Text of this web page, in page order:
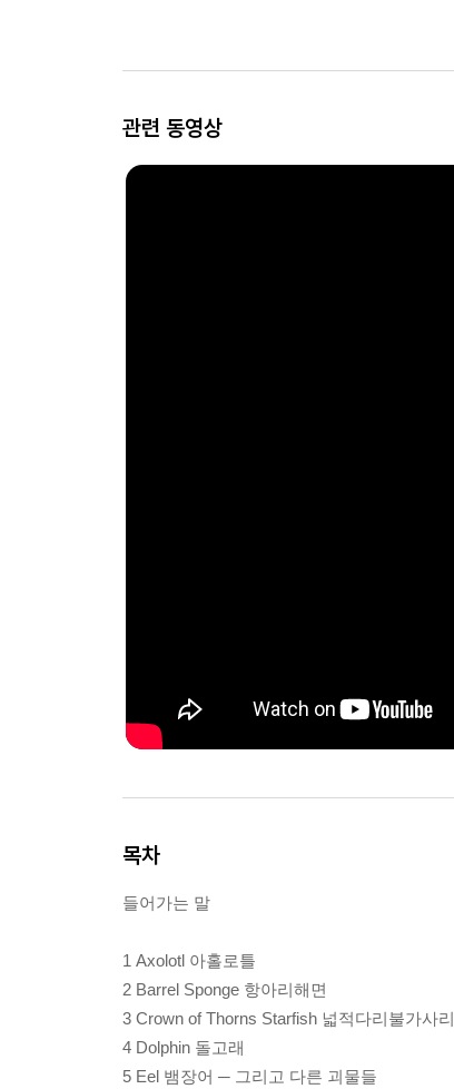
관련 동영상
목차
들어가는 말
1 Axolotl 아홀로틀
2 Barrel Sponge 항아리해면
3 Crown of Thorns Starfish 넓적다리불가사리
4 Dolphin 돌고래
5 Eel 뱀장어 ─ 그리고 다른 괴물들